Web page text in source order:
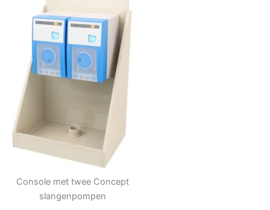
Console met twee Concept
slangenpompen